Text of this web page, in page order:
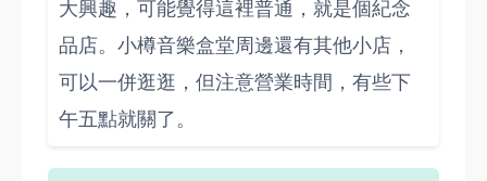
大興趣，可能覺得這裡普通，就是個紀念
品店。小樽音樂盒堂周邊還有其他小店，
可以一併逛逛，但注意營業時間，有些下
午五點就關了。